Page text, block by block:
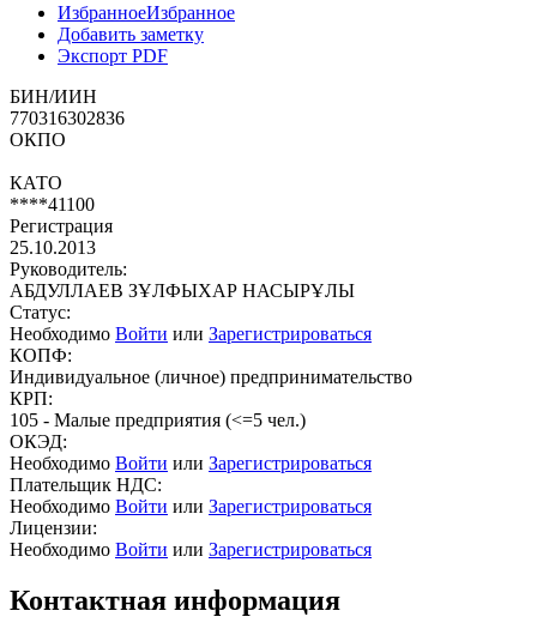
ИзбранноеИзбранное
Добавить заметку
Экспорт PDF
БИН/ИИН
770316302836
ОКПО
КАТО
****41100
Регистрация
25.10.2013
Руководитель:
АБДУЛЛАЕВ ЗҰЛФЫХАР НАСЫРҰЛЫ
Статус:
Необходимо Войти или Зарегистрироваться
КОПФ:
Индивидуальное (личное) предпринимательство
КРП:
105 - Малые предприятия (<=5 чел.)
ОКЭД:
Необходимо Войти или Зарегистрироваться
Плательщик НДС:
Необходимо Войти или Зарегистрироваться
Лицензии:
Необходимо Войти или Зарегистрироваться
Контактная информация